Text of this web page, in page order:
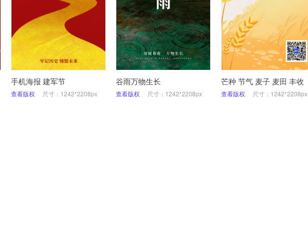
手机海报 建军节
查看版权 尺寸：1242*2208px
谷雨万物生长
查看版权 尺寸：1242*2208px
芒种 节气 麦子 麦田 丰收
查看版权 尺寸：1242*2208px